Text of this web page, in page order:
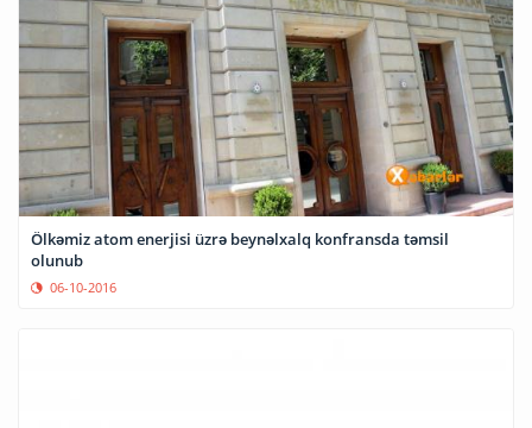
Ölkəmiz atom enerjisi üzrə beynəlxalq konfransda təmsil
olunub
06-10-2016